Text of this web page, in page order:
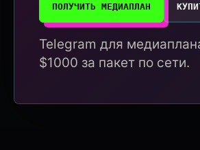
ПОЛУЧИТЬ МЕДИАПЛАН
Telegram для
$1000 за пакет по сети.